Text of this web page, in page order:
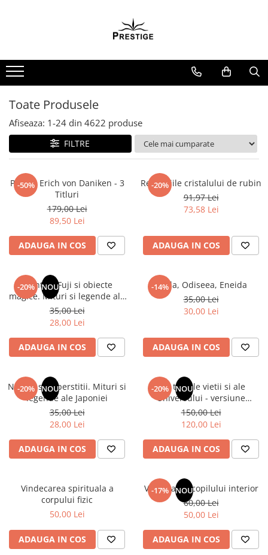
Noutati
Promotii
Spiritualitate - Ezoterism
AngelConnection
Arte Divinatorii
Chiromantie
Dezvoltare Spirituala
KidConnection
Minte Corp
New Illuminati Files
Numerologie
Paranormal
Parapsihologie
Audiobook
Religie
Crestinism
ScienceConnection
SelfHealing
Sanatate
Masaj
Toate Produsele
Afiseaza: 1-24 din 4622 produse
FILTRE
-50%
Pachet Erich von Daniken - 3
Titluri
179,00 Lei
89,50 Lei
ADAUGA IN COS
-20%
Revelatiile cristalului de rubin
91,97 Lei
73,58 Lei
ADAUGA IN COS
-20% NOU
Muntele Fuji si obiecte
magice. Mituri si legende ale
Japoniei
35,00 Lei
28,00 Lei
ADAUGA IN COS
-14%
Iliada, Odiseea, Eneida
35,00 Lei
30,00 Lei
ADAUGA IN COS
-20% NOU
Natura si superstitii. Mituri si
legende ale Japoniei
35,00 Lei
28,00 Lei
ADAUGA IN COS
-20% NOU
Din tainele vietii si ale
Universului - versiune
originala din 1939. Volumele I-
III. Cutie de colectie -Scarlat
Demetrescu
150,00 Lei
120,00 Lei
ADAUGA IN COS
Vindecarea spirituala a
corpului fizic
50,00 Lei
ADAUGA IN COS
-17% NOU
Vindecarea copilului interior
60,00 Lei
50,00 Lei
ADAUGA IN COS